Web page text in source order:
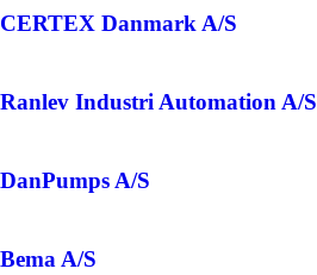
CERTEX Danmark A/S
Ranlev Industri Automation A/S
DanPumps A/S
Bema A/S